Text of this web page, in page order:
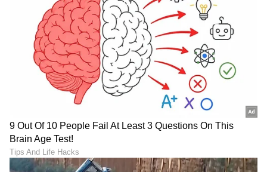
Knowledge Story: ಗಡಿಯಾರದ
ಮುಳ್ಳು ಬಲಕ್ಕೆ ತಿರುಗೋದೇಕೆ,
ದಿನಾ ನೋಡಿದ್ರೂ ಈ ಸತ್ಯ
ಯಾರಿಗೂ ಗೊತ್ತಿಲ್ಲ
ಚಿಕನ್ ರೆಸಿಪಿ ಮಾಡುವಾಗ
ಮೊಸರು ಮಿಕ್ಸ್ ಮಾಡೋದು
ಯಾಕೆ ಗೊತ್ತಾ?
LATEST VIDEOS
ಕನಕೋತ್ಸವದಲ್ಲಿ ರಿಷಬ್ ಶೆಟ್ಟಿ | Rishab
Shetty speech | Suvarna News